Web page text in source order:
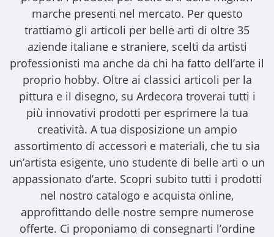
marche presenti nel mercato. Per questo
trattiamo gli articoli per belle arti di oltre 35
aziende italiane e straniere, scelti da artisti
professionisti ma anche da chi ha fatto dell’arte il
proprio hobby. Oltre ai classici articoli per la
pittura e il disegno, su Ardecora troverai tutti i
più innovativi prodotti per esprimere la tua
creatività. A tua disposizione un ampio
assortimento di accessori e materiali, che tu sia
un’artista esigente, uno studente di belle arti o un
appassionato d’arte. Scopri subito tutti i prodotti
nel nostro catalogo e acquista online,
approfittando delle nostre sempre numerose
offerte. Ci proponiamo di consegnarti l’ordine